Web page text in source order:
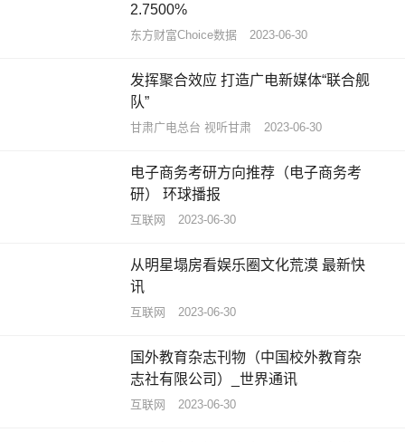
2.7500%
东方财富Choice数据 2023-06-30
发挥聚合效应 打造广电新媒体“联合舰
队”
甘肃广电总台 视听甘肃 2023-06-30
电子商务考研方向推荐（电子商务考
研） 环球播报
互联网 2023-06-30
从明星塌房看娱乐圈文化荒漠 最新快
讯
互联网 2023-06-30
国外教育杂志刊物（中国校外教育杂
志社有限公司）_世界通讯
互联网 2023-06-30